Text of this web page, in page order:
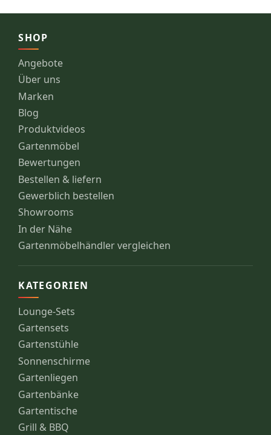
SHOP
Angebote
Über uns
Marken
Blog
Produktvideos
Gartenmöbel
Bewertungen
Bestellen & liefern
Gewerblich bestellen
Showrooms
In der Nähe
Gartenmöbelhändler vergleichen
KATEGORIEN
Lounge-Sets
Gartensets
Gartenstühle
Sonnenschirme
Gartenliegen
Gartenbänke
Gartentische
Grill & BBQ